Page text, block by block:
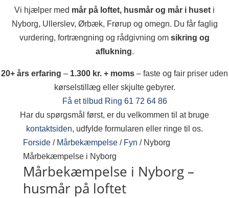
Vi hjælper med mår på loftet, husmår og mår i huset i
Nyborg, Ullerslev, Ørbæk, Frørup og omegn. Du får faglig
vurdering, fortrængning og rådgivning om sikring og
aflukning.
20+ års erfaring – 1.300 kr. + moms – faste og fair priser uden
kørselstillæg eller skjulte gebyrer.
Få et tilbud Ring 61 72 64 86
Har du spørgsmål først, er du velkommen til at bruge
kontaktsiden, udfylde formularen eller ringe til os.
Forside / Mårbekæmpelse / Fyn / Nyborg
Mårbekæmpelse i Nyborg
Mårbekæmpelse i Nyborg –
husmår på loftet